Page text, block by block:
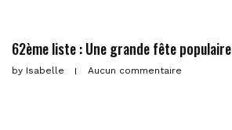
62ème liste : Une grande fête populaire
by Isabelle Aucun commentaire